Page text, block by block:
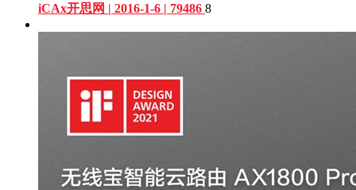
iCAx开思网 | 2016-1-6 | 79486 8